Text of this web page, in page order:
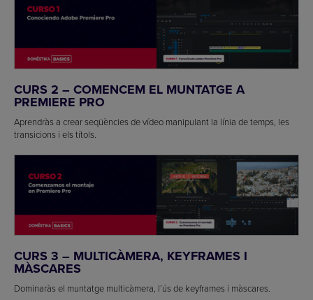
CURS 2 – COMENCEM EL MUNTATGE A
PREMIERE PRO
Aprendràs a crear seqüències de vídeo manipulant la línia de temps, les
transicions i els títols.
CURS 3 – MULTICÀMERA, KEYFRAMES I
MÀSCARES
Dominaràs el muntatge multicàmera, l’ús de keyframes i màscares.